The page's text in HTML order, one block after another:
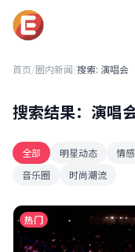
首页/圈内新闻/搜索: 演唱会
搜索结果：演唱
全部 明星动态 情
音乐圈
时尚潮流
热门